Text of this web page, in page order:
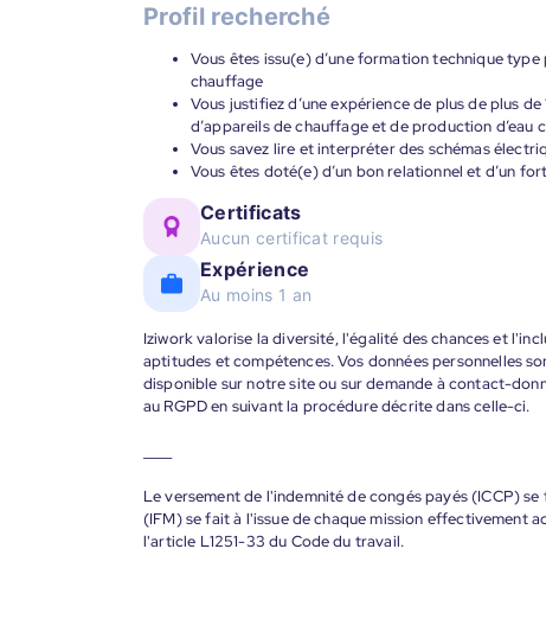
Profil recherché
Vous êtes issu(e) d’une formation technique
chauffage
Vous justifiez d’une expérience de plus de plus
d’appareils de chauffage et de production d’eau
Vous savez lire et interpréter des schémas
Vous êtes doté(e) d’un bon relationnel et d’un
Certificats
Aucun certificat requis
Expérience
Au moins 1 an
Iziwork valorise la diversité, l'égalité des chances et
aptitudes et compétences. Vos données personnelles
disponible sur notre site ou sur demande à contact-
au RGPD en suivant la procédure décrite dans celle-ci.
Le versement de l'indemnité de congés payés (ICCP)
(IFM) se fait à l'issue de chaque mission effectivement
l'article L1251-33 du Code du travail.